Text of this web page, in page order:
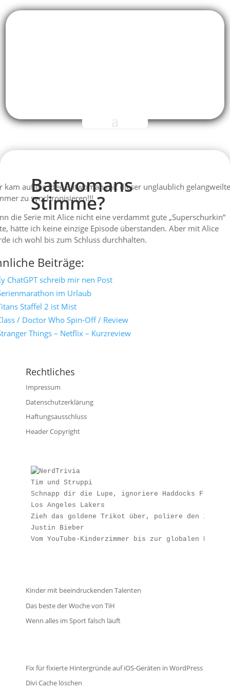
Batwomans
Stimme?
kam auf die Idee Batwoman mit dieser unglaublich
zu synchronisieren!!!
die Serie mit Alice nicht eine verdammt gute „Superschurkin“
hätte ich keine einzige Episode überstanden. Aber mit Alice
ich wohl bis zum Schluss durchhalten.
Beiträge:
ChatGPT schreib mir nen Post
im Urlaub
Staffel 2 ist Mist
/ Doctor Who Spin-Off / Review
Things – Netflix – Kurzreview
Rechtliches
Impressum
Datenschutzerklärung
Haftungsausschluss
Header Copyright
Tim und Struppi
Schnapp dir die Lupe, ignoriere Haddocks
Los Angeles Lakers
Zieh das goldene Trikot über, poliere den
Justin Bieber
Vom YouTube-Kinderzimmer bis zur globalen
Kinder mit beeindruckenden Talenten
Das beste der Woche von TiH
Wenn alles im Sport falsch läuft
Fix für fixierte Hintergründe auf iOS-Geräten in WordPress
Divi Cache löschen